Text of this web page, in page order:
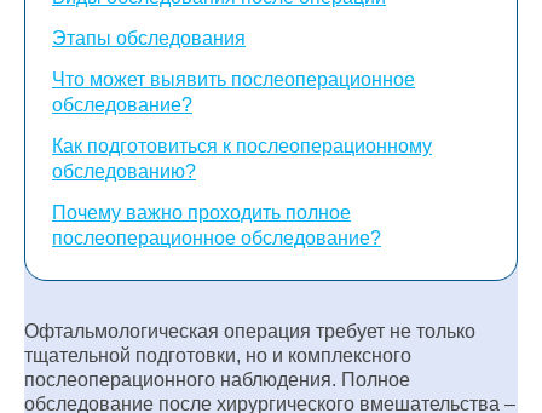
Этапы обследования
Что может выявить послеоперационное
обследование?
Как подготовиться к послеоперационному
обследованию?
Почему важно проходить полное
послеоперационное обследование?
Офтальмологическая операция требует не только
тщательной подготовки, но и комплексного
послеоперационного наблюдения. Полное
обследование после хирургического вмешательства –